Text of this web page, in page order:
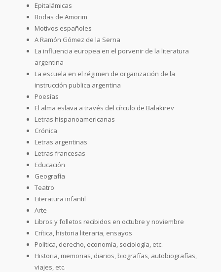
Epitalámicas
Bodas de Amorim
Motivos españoles
A Ramón Gómez de la Serna
La influencia europea en el porvenir de la literatura
argentina
La escuela en el régimen de organización de la
instrucción publica argentina
Poesías
El alma eslava a través del círculo de Balakirev
Letras hispanoamericanas
Crónica
Letras argentinas
Letras francesas
Educación
Geografía
Teatro
Literatura infantil
Arte
Libros y folletos recibidos en octubre y noviembre
Crítica, historia literaria, ensayos
Política, derecho, economía, sociología, etc.
Historia, memorias, diarios, biografías, autobiografías,
viajes, etc.